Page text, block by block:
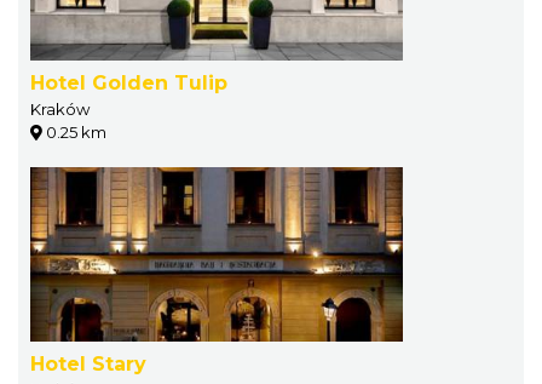
Hotel Golden Tulip
Kraków
0.25 km
Hotel Stary